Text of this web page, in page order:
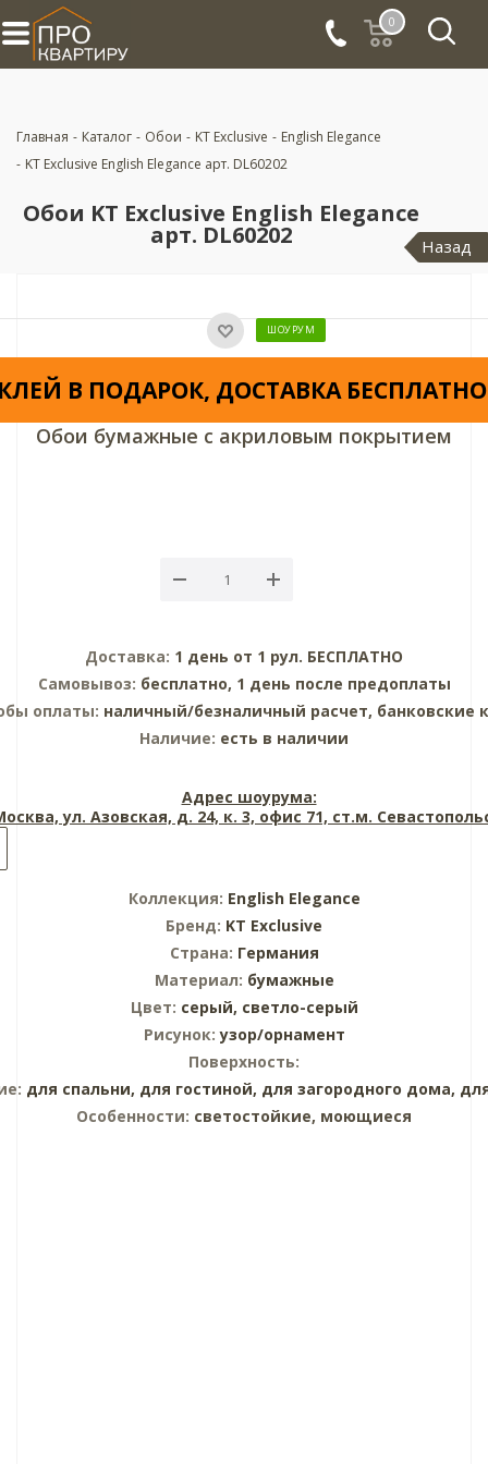
0
Главная - Каталог - Обои - KT Exclusive - English Elegance
- KT Exclusive English Elegance арт. DL60202
Обои KT Exclusive English Elegance
арт. DL60202 Назад
ШОУРУМ
В ПОДАРОК, ДОСТАВКА
Обои бумажные с акриловым покрытием
Доставка: 1 день от 1 рул. БЕСПЛАТНО
Самовывоз: бесплатно, 1 день после предоплаты
оплаты: наличный/безналичный расчет, банковские
Наличие: есть в наличии
Адрес шоурума:
ул. Азовская, д. 24, к. 3, офис 71, ст.м.
Коллекция: English Elegance
Бренд: KT Exclusive
Страна: Германия
Материал: бумажные
Цвет: серый, светло-серый
Рисунок:узор/орнамент
Поверхность:
для спальни, для гостиной, для загородного дома,
Особенности: светостойкие, моющиеся